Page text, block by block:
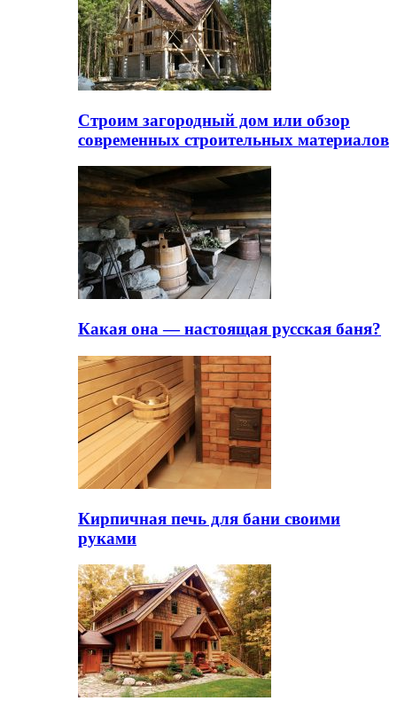
Строим загородный дом или обзор
современных строительных материалов
Какая она — настоящая русская баня?
Кирпичная печь для бани своими
руками